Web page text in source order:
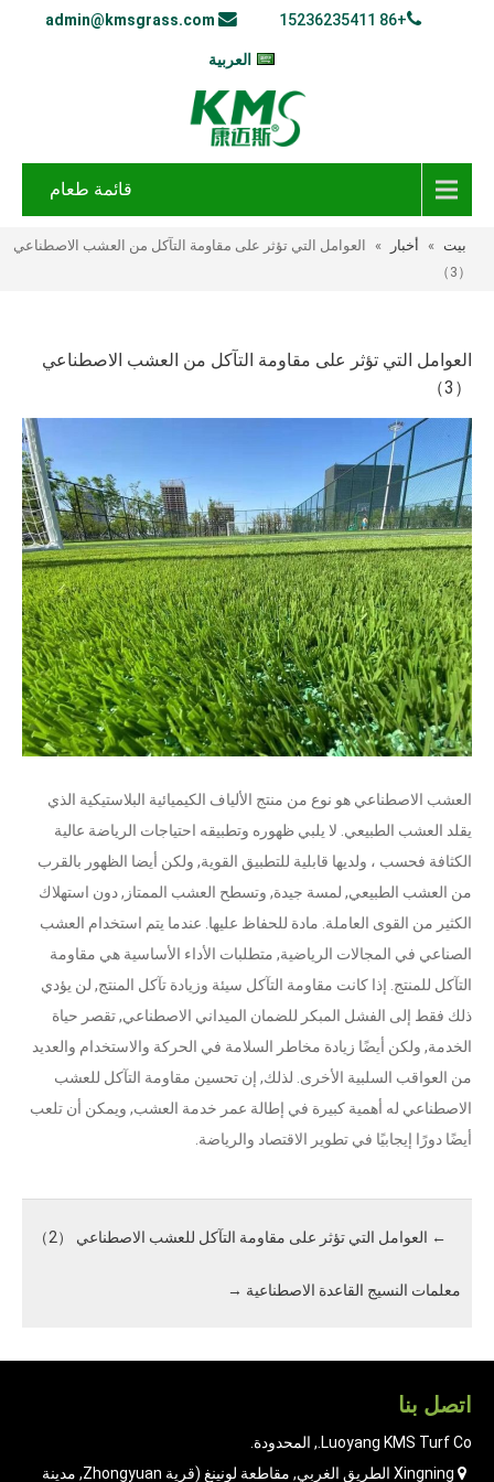
+86 15236235411
admin@kmsgrass.com
العربية
قائمة طعام
بيت » أخبار »
العوامل التي تؤثر على مقاومة التآكل من العشب الاصطناعي
（3）
العوامل التي تؤثر على مقاومة التآكل من العشب الاصطناعي
（3）
العشب الاصطناعي هو نوع من منتج الألياف الكيميائية البلاستيكية الذي
يقلد العشب الطبيعي. لا يلبي ظهوره وتطبيقه احتياجات الرياضة عالية
الكثافة فحسب ، ولديها قابلية للتطبيق القوية, ولكن أيضا الظهور بالقرب
من العشب الطبيعي, لمسة جيدة, وتسطح العشب الممتاز, دون استهلاك
الكثير من القوى العاملة. مادة للحفاظ عليها. عندما يتم استخدام العشب
الصناعي في المجالات الرياضية, متطلبات الأداء الأساسية هي مقاومة
التآكل للمنتج. إذا كانت مقاومة التآكل سيئة وزيادة تآكل المنتج, لن يؤدي
ذلك فقط إلى الفشل المبكر للضمان الميداني الاصطناعي, تقصر حياة
الخدمة, ولكن أيضًا زيادة مخاطر السلامة في الحركة والاستخدام والعديد
من العواقب السلبية الأخرى. لذلك, إن تحسين مقاومة التآكل للعشب
الاصطناعي له أهمية كبيرة في إطالة عمر خدمة العشب, ويمكن أن تلعب
أيضًا دورًا إيجابيًا في تطوير الاقتصاد والرياضة.
← العوامل التي تؤثر على مقاومة التآكل للعشب الاصطناعي （2）
معلمات النسيج القاعدة الاصطناعية →
اتصل بنا
Luoyang KMS Turf Co., المحدودة.
Xingning الطريق الغربي, مقاطعة لونينغ (قرية Zhongyuan, مدينة